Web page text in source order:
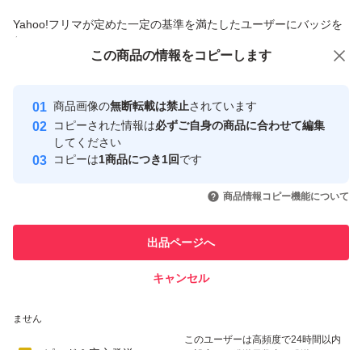
レフィル
ブランド：MAQuillAGE
Yahoo!フリマが定めた一定の基準を満たしたユーザーにバッジを
付与しています
安心取引出品者
心・安全なユーザーです
取引実績
引を完了させた実績があります
での取引実績があります
ません
このユーザーは高頻度で24時間以内
この商品の情報をコピーします
商品画像の無断転載は禁止されています
コピーされた情報は必ずご自身の商品に合わせて編集
してください
コピーは1商品につき1回です
商品情報コピー機能について
出品ページへ
キャンセル
この商品をみている人にオススメ